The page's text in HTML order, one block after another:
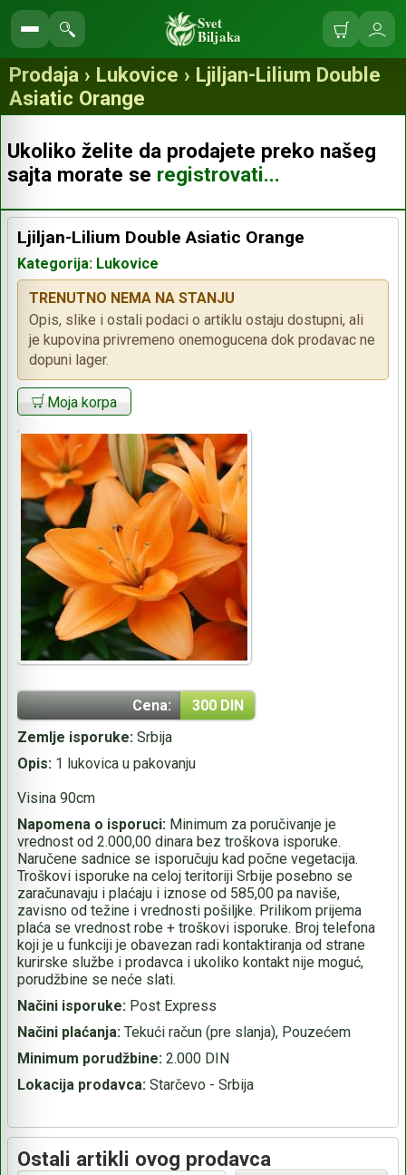
Pretraga
prodavnice
Svet
Biljaka Korpa
se
Prodaja › Lukovice › Ljiljan-Lilium Double
Asiatic Orange
Ukoliko želite da prodajete preko našeg
sajta morate se registrovati...
Ljiljan-Lilium Double Asiatic Orange
Kategorija: Lukovice
TRENUTNO NEMA NA STANJU
Opis, slike i ostali podaci o artiklu ostaju dostupni, ali
je kupovina privremeno onemogucena dok prodavac ne
dopuni lager.
Moja korpa
Cena:
300 DIN
Zemlje isporuke: Srbija
Opis: 1 lukovica u pakovanju
Visina 90cm
Napomena o isporuci: Minimum za poručivanje je
vrednost od 2.000,00 dinara bez troškova isporuke.
Naručene sadnice se isporučuju kad počne vegetacija.
Troškovi isporuke na celoj teritoriji Srbije posebno se
zaračunavaju i plaćaju i iznose od 585,00 pa naviše,
zavisno od težine i vrednosti pošiljke. Prilikom prijema
plaća se vrednost robe + troškovi isporuke. Broj telefona
koji je u funkciji je obavezan radi kontaktiranja od strane
kurirske službe i prodavca i ukoliko kontakt nije moguć,
porudžbine se neće slati.
Načini isporuke: Post Express
Načini plaćanja: Tekući račun (pre slanja), Pouzećem
Minimum porudžbine: 2.000 DIN
Lokacija prodavca: Starčevo - Srbija
Ostali artikli ovog prodavca